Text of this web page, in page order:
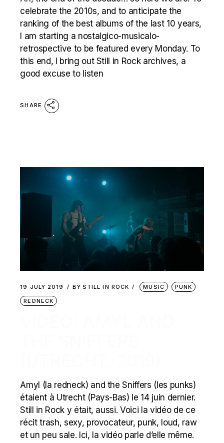
celebrate the 2010s, and to anticipate the
ranking of the best albums of the last 10 years,
I am starting a nostalgico-musicalo-
retrospective to be featured every Monday. To
this end, I bring out Still in Rock archives, a
good excuse to listen
SHARE
19 JULY 2019 BY STILL IN ROCK MUSIC
PUNK
REDNECK
Amyl (la redneck) and the Sniffers (les punks)
étaient à Utrecht (Pays-Bas) le 14 juin dernier.
Still in Rock y était, aussi. Voici la vidéo de ce
récit trash, sexy, provocateur, punk, loud, raw
et un peu sale. Ici, la vidéo parle d’elle même.